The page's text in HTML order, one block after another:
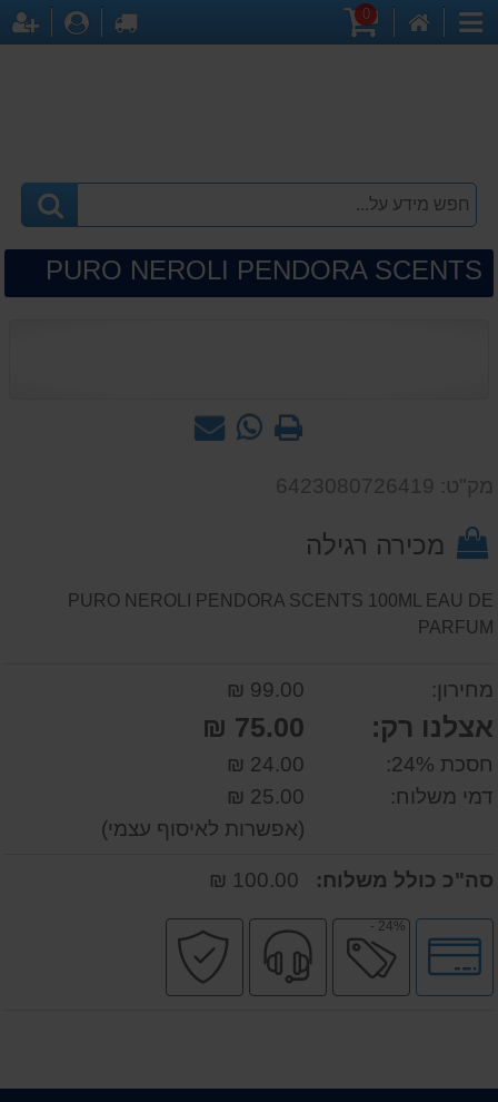
קטגוריות
0
לקופה
PURO NEROLI PENDORA SCENTS
שאל WhatsApp
אותנו
מק"ט: 6423080726419
מכירה רגילה
PURO NEROLI PENDORA SCENTS 100ML EAU DE
PARFUM
מחירון: 99.00 ₪
אצלנו רק: 75.00 ₪
חסכת 24%:
24.00 ₪
דמי משלוח:
25.00 ₪
(אפשרות לאיסוף עצמי)
סה"כ כולל משלוח:
לחץ
לאפשרויות
תשלומים
24% - מבצע
שירות
מקצועי